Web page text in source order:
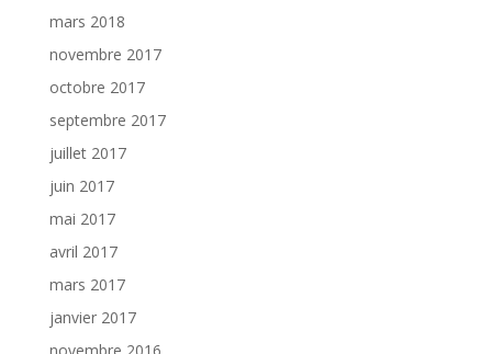
mars 2018
novembre 2017
octobre 2017
septembre 2017
juillet 2017
juin 2017
mai 2017
avril 2017
mars 2017
janvier 2017